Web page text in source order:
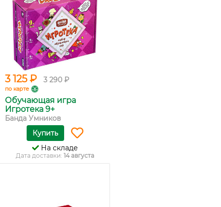
3 125 ₽ 3 290 ₽
по карте
Обучающая игра
Игротека 9+
Банда Умников
Купить
На складе
Дата доставки: 14 августа